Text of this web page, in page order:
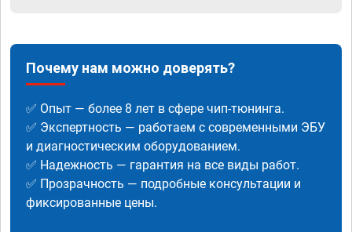
Почему нам можно доверять?
✅ Опыт — более 8 лет в сфере чип-тюнинга.
✅ Экспертность — работаем с современными ЭБУ
и диагностическим оборудованием.
✅ Надежность — гарантия на все виды работ.
✅ Прозрачность — подробные консультации и
фиксированные цены.